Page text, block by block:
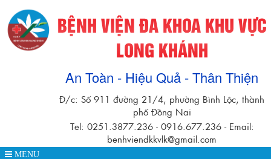
BỆNH VIỆN ĐA KHOA KHU VỰC
LONG KHÁNH
An Toàn - Hiệu Quả - Thân Thiện
Đ/c: Số 911 đường 21/4, phường Bình Lộc, thành
phố Đồng Nai
Tel: 0251.3877.236 - 0916.677.236 - Email:
benhviendkkvlk@gmail.com
MENU